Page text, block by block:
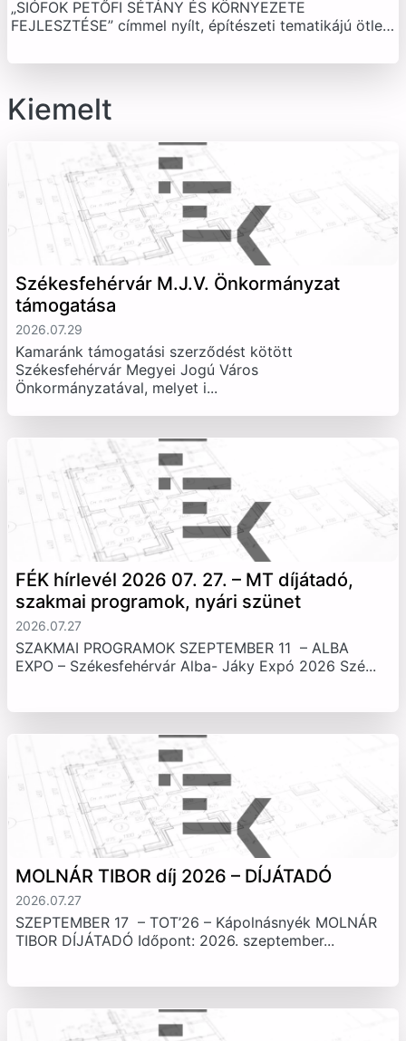
„SIÓFOK PETŐFI SÉTÁNY ÉS KÖRNYEZETE
FEJLESZTÉSE” címmel nyílt, építészeti tematikájú ötle…
Kiemelt
Székesfehérvár M.J.V. Önkormányzat
támogatása
2026.07.29
Kamaránk támogatási szerződést kötött
Székesfehérvár Megyei Jogú Város
Önkormányzatával, melyet i...
FÉK hírlevél 2026 07. 27. – MT díjátadó,
szakmai programok, nyári szünet
2026.07.27
SZAKMAI PROGRAMOK SZEPTEMBER 11 – ALBA
EXPO – Székesfehérvár Alba- Jáky Expó 2026 Szé...
MOLNÁR TIBOR díj 2026 – DÍJÁTADÓ
2026.07.27
SZEPTEMBER 17 – TOT’26 – Kápolnásnyék MOLNÁR
TIBOR DÍJÁTADÓ Időpont: 2026. szeptember...